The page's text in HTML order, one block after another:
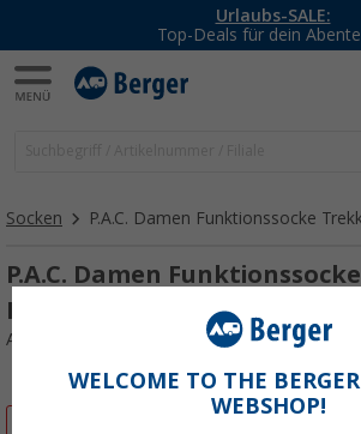
Urlaubs-SALE:
Top-Deals für dein
Socken P.A.C. Damen Funktionssocke
P.A.C. Damen
Light TR 3.1
Art.-Nr.: 85489038-41
WELCOME TO THE
WEBSHOP!